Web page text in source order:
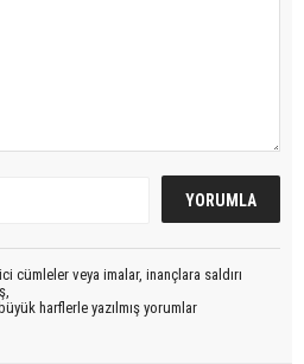
cümleler veya imalar, inançlara saldırı
harflerle yazılmış yorumlar